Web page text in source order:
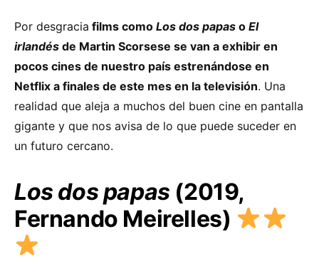
Por desgracia films como Los dos papas o El
irlandés de Martin Scorsese se van a exhibir en
pocos cines de nuestro país estrenándose en
Netflix a finales de este mes en la televisión. Una
realidad que aleja a muchos del buen cine en pantalla
gigante y que nos avisa de lo que puede suceder en
un futuro cercano.
Los dos papas (2019,
Fernando Meirelles)